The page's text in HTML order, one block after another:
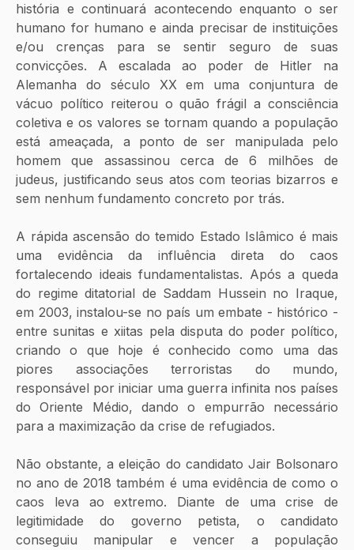
história e continuará acontecendo enquanto o ser
humano for humano e ainda precisar de instituições
e/ou crenças para se sentir seguro de suas
convicções. A escalada ao poder de Hitler na
Alemanha do século XX em uma conjuntura de
vácuo político reiterou o quão frágil a consciência
coletiva e os valores se tornam quando a população
está ameaçada, a ponto de ser manipulada pelo
homem que assassinou cerca de 6 milhões de
judeus, justificando seus atos com teorias bizarros e
sem nenhum fundamento concreto por trás.
A rápida ascensão do temido Estado Islâmico é mais
uma evidência da influência direta do caos
fortalecendo ideais fundamentalistas. Após a queda
do regime ditatorial de Saddam Hussein no Iraque,
em 2003, instalou-se no país um embate - histórico -
entre sunitas e xiitas pela disputa do poder político,
criando o que hoje é conhecido como uma das
piores associações terroristas do mundo,
responsável por iniciar uma guerra infinita nos países
do Oriente Médio, dando o empurrão necessário
para a maximização da crise de refugiados.
Não obstante, a eleição do candidato Jair Bolsonaro
no ano de 2018 também é uma evidência de como o
caos leva ao extremo. Diante de uma crise de
legitimidade do governo petista, o candidato
conseguiu manipular e vencer a população